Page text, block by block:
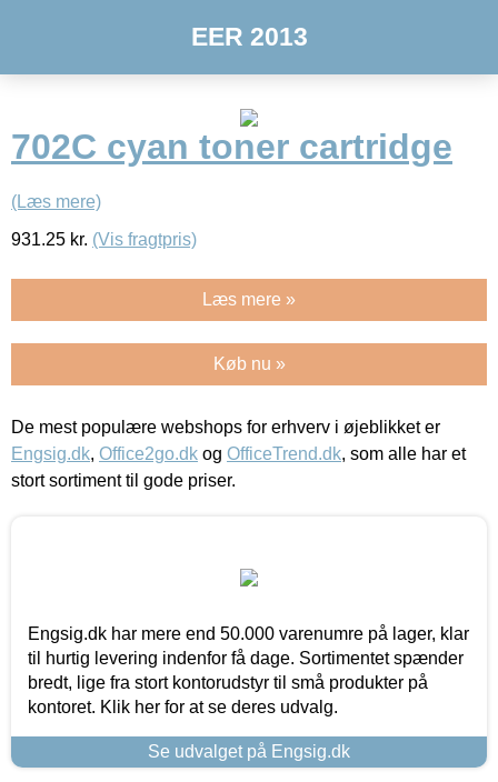
EER 2013
702C cyan toner cartridge
(Læs mere)
931.25 kr. (Vis fragtpris)
Læs mere »
Køb nu »
De mest populære webshops for erhverv i øjeblikket er
Engsig.dk, Office2go.dk og OfficeTrend.dk, som alle har et
stort sortiment til gode priser.
Engsig.dk har mere end 50.000 varenumre på lager, klar
til hurtig levering indenfor få dage. Sortimentet spænder
bredt, lige fra stort kontorudstyr til små produkter på
kontoret. Klik her for at se deres udvalg.
Se udvalget på Engsig.dk